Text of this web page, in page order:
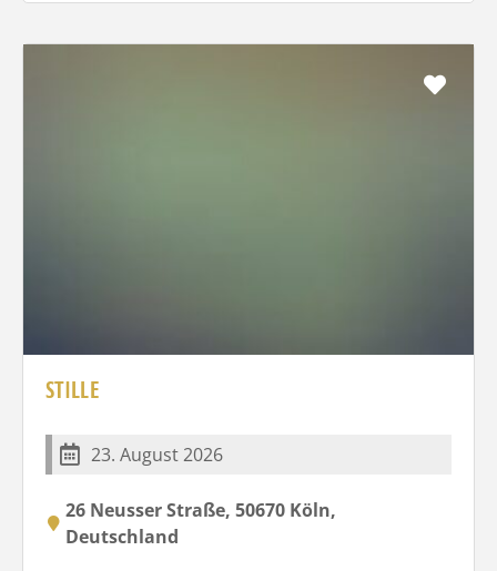
STILLE
23. August 2026
26 Neusser Straße, 50670 Köln,
Deutschland